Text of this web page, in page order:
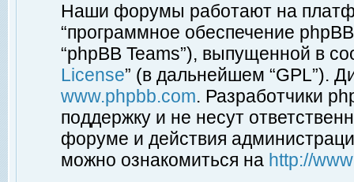
Наши форумы работают на
“программное обеспечение
“phpBB Teams”), выпущенной в
License” (в дальнейшем “GPL”).
www.phpbb.com. Разработчики
поддержку и не несут
форуме и действия
можно ознакомиться на http://